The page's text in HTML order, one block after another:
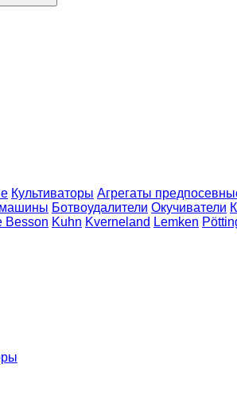
Культиваторы Агрегаты
Ботвоудалители Окучиватели
Besson Kuhn Kverneland Lemken